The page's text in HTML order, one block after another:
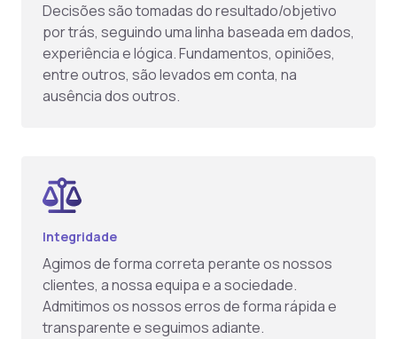
Decisões são tomadas do resultado/objetivo
por trás, seguindo uma linha baseada em dados,
experiência e lógica. Fundamentos, opiniões,
entre outros, são levados em conta, na
ausência dos outros.
Integridade
Agimos de forma correta perante os nossos
clientes, a nossa equipa e a sociedade.
Admitimos os nossos erros de forma rápida e
transparente e seguimos adiante.